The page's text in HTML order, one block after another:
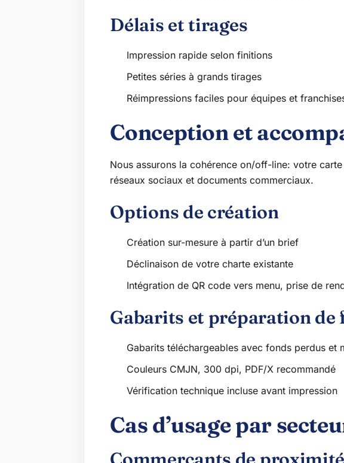
Délais et tirages
Impression rapide selon finitions
Petites séries à grands tirages
Réimpressions faciles pour équipes et
Conception et
Nous assurons la cohérence on/off-line: votre
réseaux sociaux et documents commerciaux.
Options de création
Création sur-mesure à partir d’un brief
Déclinaison de votre charte existante
Intégration de QR code vers menu, prise de
Gabarits et préparation de
Gabarits téléchargeables avec fonds perdus et
Couleurs CMJN, 300 dpi, PDF/X recommandé
Vérification technique incluse avant impression
Cas d’usage par